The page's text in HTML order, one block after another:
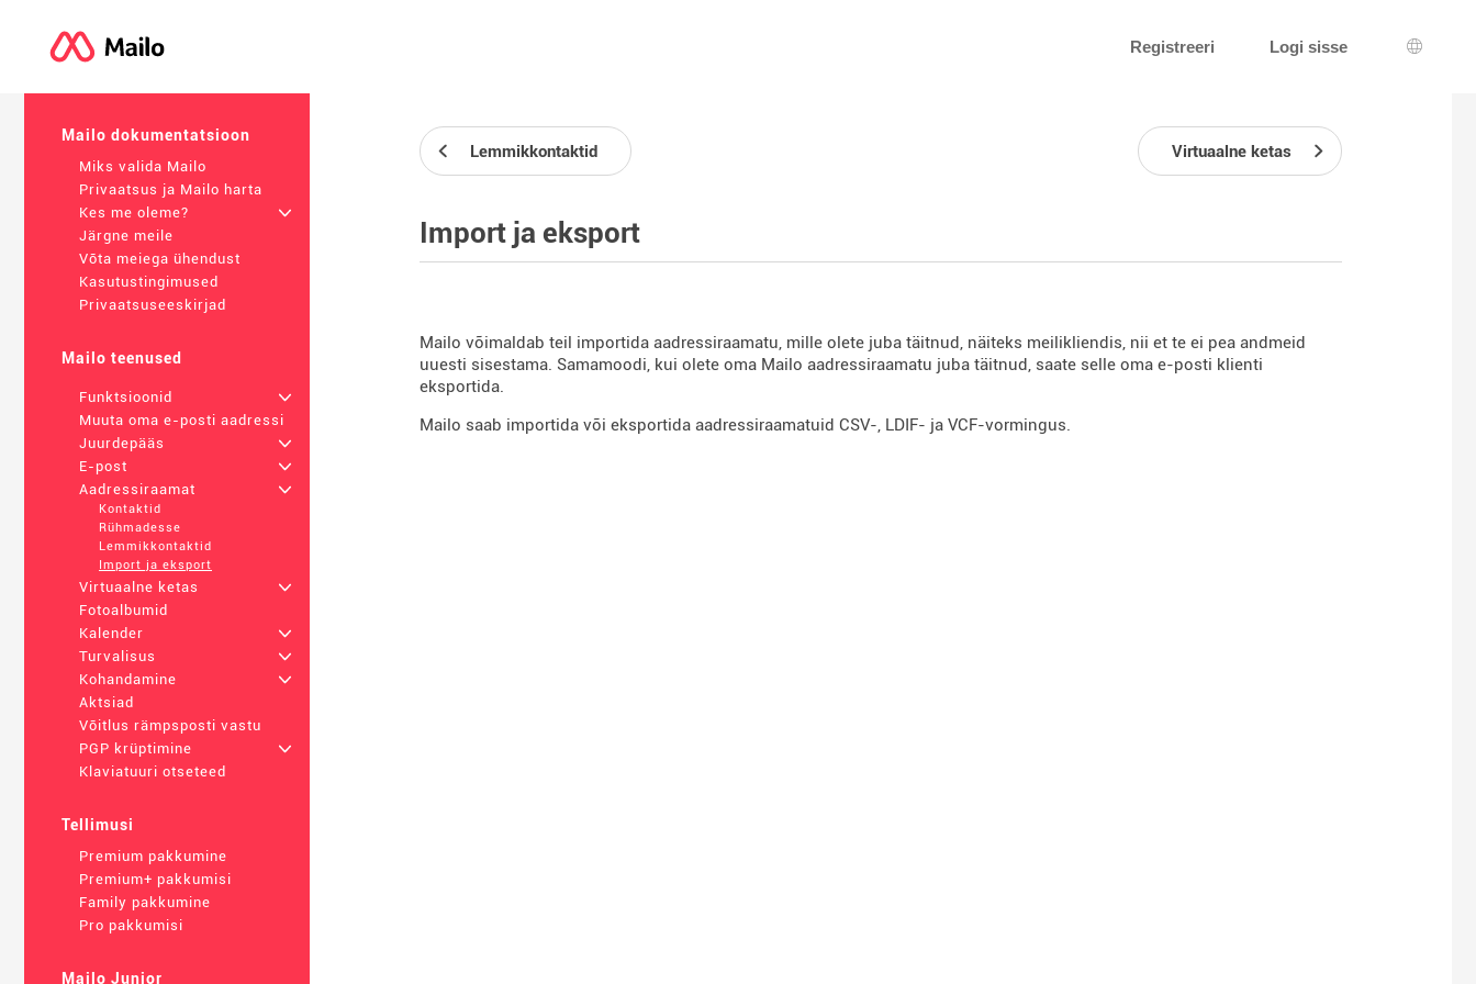
Registreeri Logi sisse
Mailo dokumentatsioon
Miks valida Mailo
Privaatsus ja Mailo harta
Kes me oleme?
+
Järgne meile
Võta meiega ühendust
Kasutustingimused
Privaatsuseeskirjad
Mailo teenused
Funktsioonid
+
Muuta oma e-posti aadressi
Juurdepääs
+
E-post
+
Aadressiraamat
+
Kontaktid
Rühmadesse
Lemmikkontaktid
Import ja eksport
Virtuaalne ketas
+
Fotoalbumid
Kalender
+
Turvalisus
+
Kohandamine
+
Aktsiad
Võitlus rämpsposti vastu
PGP krüptimine
+
Klaviatuuri otseteed
Tellimusi
Premium pakkumine
Premium+ pakkumisi
Family pakkumine
Pro pakkumisi
Mailo Junior
Lemmikkontaktid Virtuaalne ketas
Import ja eksport
Mailo võimaldab teil importida aadressiraamatu, mille olete juba täitnud, näiteks meilikliendis, nii et te ei pea andmeid
uuesti sisestama. Samamoodi, kui olete oma Mailo aadressiraamatu juba täitnud, saate selle oma e-posti klienti
eksportida.
Mailo saab importida või eksportida aadressiraamatuid CSV-, LDIF- ja VCF-vormingus.